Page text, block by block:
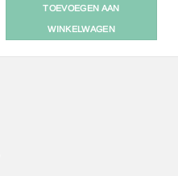
TOEVOEGEN AAN
WINKELWAGEN